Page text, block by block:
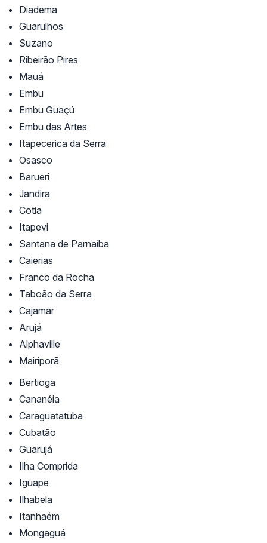
Diadema
Guarulhos
Suzano
Ribeirão Pires
Mauá
Embu
Embu Guaçú
Embu das Artes
Itapecerica da Serra
Osasco
Barueri
Jandira
Cotia
Itapevi
Santana de Parnaíba
Caierias
Franco da Rocha
Taboão da Serra
Cajamar
Arujá
Alphaville
Mairiporã
Bertioga
Cananéia
Caraguatatuba
Cubatão
Guarujá
Ilha Comprida
Iguape
Ilhabela
Itanhaém
Mongaguá